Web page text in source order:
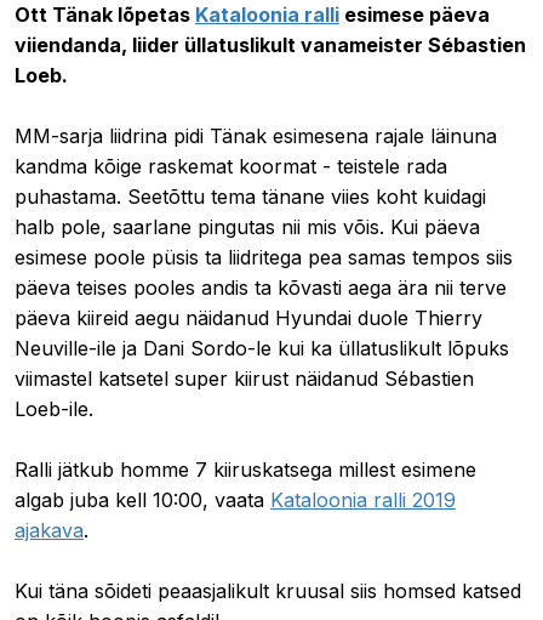
Ott Tänak lõpetas Kataloonia ralli esimese päeva
viiendanda, liider üllatuslikult vanameister Sébastien
Loeb.
MM-sarja liidrina pidi Tänak esimesena rajale läinuna
kandma kõige raskemat koormat - teistele rada
puhastama. Seetõttu tema tänane viies koht kuidagi
halb pole, saarlane pingutas nii mis võis. Kui päeva
esimese poole püsis ta liidritega pea samas tempos siis
päeva teises pooles andis ta kõvasti aega ära nii terve
päeva kiireid aegu näidanud Hyundai duole Thierry
Neuville-ile ja Dani Sordo-le kui ka üllatuslikult lõpuks
viimastel katsetel super kiirust näidanud Sébastien
Loeb-ile.
Ralli jätkub homme 7 kiiruskatsega millest esimene
algab juba kell 10:00, vaata Kataloonia ralli 2019
ajakava.
Kui täna sõideti peaasjalikult kruusal siis homsed katsed